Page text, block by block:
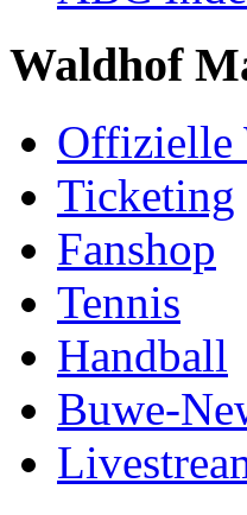
Waldhof
Offizielle
Ticketing
Fanshop
Tennis
Handball
Buwe-